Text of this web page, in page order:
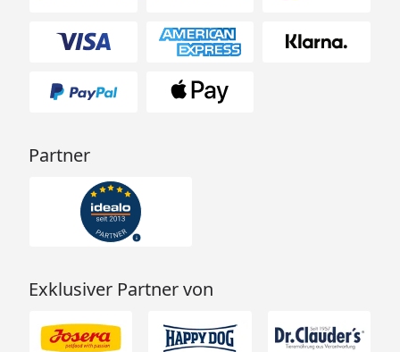
Partner
Exklusiver Partner von